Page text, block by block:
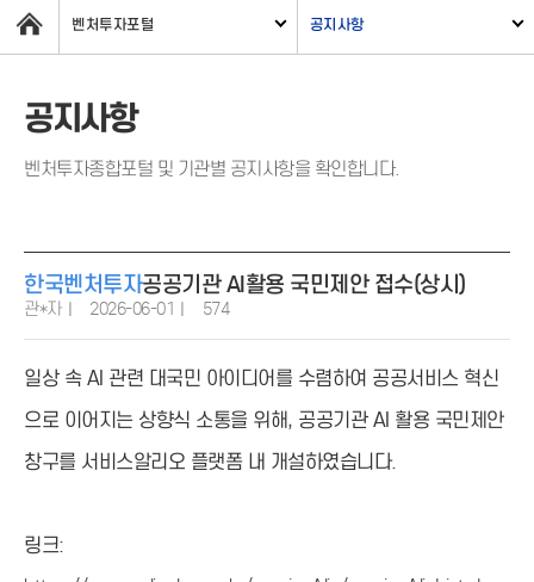
벤처투자포털 공지사항
공지사항
벤처투자종합포털 및 기관별 공지사항을 확인합니다.
한국벤처투자공공기관 AI활용 국민제안 접수(상시)
관*자 2026-06-01 574
일상 속 AI 관련 대국민 아이디어를 수렴하여 공공서비스 혁신
으로 이어지는 상향식 소통을 위해, 공공기관 AI 활용 국민제안
창구를 서비스알리오 플랫폼 내 개설하였습니다.
링크: